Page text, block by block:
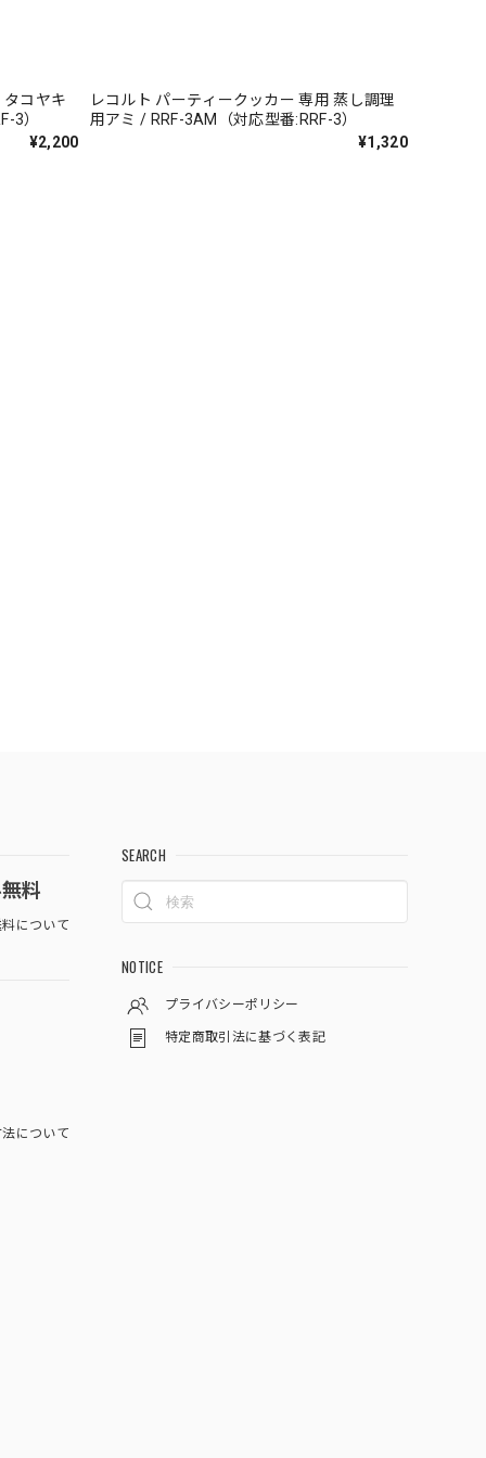
コヤキ
3）
¥2,200
レコルト パーティークッカー 専用 蒸し調理
用アミ / RRF-3AM（対応型番:RRF-3）
¥1,320
料
について
について
SEARCH
NOTICE
プライバシーポリシー
特定商取引法に基づく表記